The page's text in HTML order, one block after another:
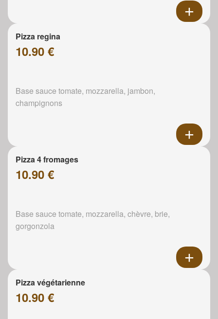
Pizza regina
10.90 €
Base sauce tomate, mozzarella, jambon,
champignons
Pizza 4 fromages
10.90 €
Base sauce tomate, mozzarella, chèvre, brie,
gorgonzola
Pizza végétarienne
10.90 €